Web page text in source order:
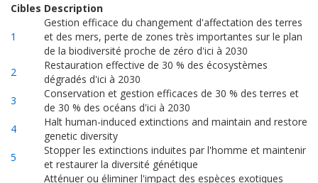
Cibles Description
1
Gestion efficace du changement d'affectation des terres
et des mers, perte de zones très importantes sur le plan
de la biodiversité proche de zéro d'ici à 2030
2
Restauration effective de 30 % des écosystèmes
dégradés d'ici à 2030
3
Conservation et gestion efficaces de 30 % des terres et
de 30 % des océans d'ici à 2030
4
Halt human-induced extinctions and maintain and restore
genetic diversity
5
Stopper les extinctions induites par l'homme et maintenir
et restaurer la diversité génétique
Atténuer ou éliminer l'impact des espèces exotiques